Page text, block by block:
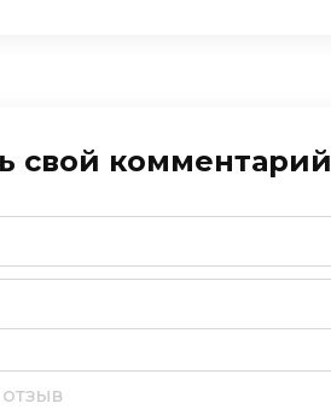
свой комментарий